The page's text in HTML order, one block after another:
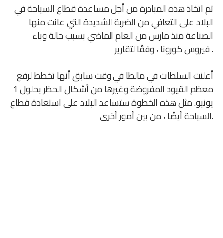
تم اتخاذ هذه المبادرة من أجل مساعدة قطاع السياحة في
البلاد على التعافي من الضربة الشديدة التي عانت منها
الصناعة منذ مارس من العام الماضي بسبب حالة وباء
فيروس كورونا ، وفقًا لتقارير .
أعلنت السلطات في مالطا في وقت سابق أنها تخطط لرفع
معظم القيود المفروضة وغيرها من أشكال الحظر بحلول 1
يونيو. مثل هذه الخطوة ستساعد البلاد على استعادة قطاع
السياحة أيضًا ، من بين أمور أخرى.